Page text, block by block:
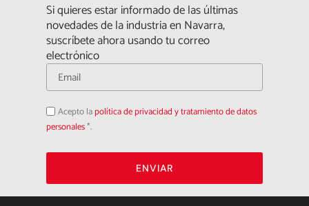
Si quieres estar informado de las últimas
novedades de la industria en Navarra,
suscríbete ahora usando tu correo
electrónico
Acepto
la
política
de
Acepto lapolítica de privacidad y tratamiento de datos
personales*.
ENVIAR